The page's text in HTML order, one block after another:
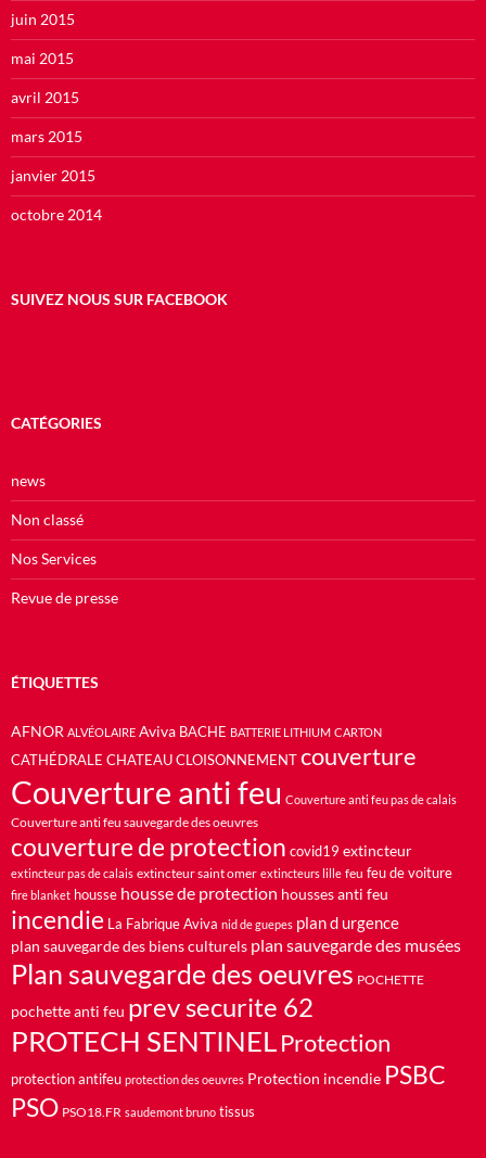
juin 2015
mai 2015
avril 2015
mars 2015
janvier 2015
octobre 2014
SUIVEZ NOUS SUR FACEBOOK
CATÉGORIES
news
Non classé
Nos Services
Revue de presse
ÉTIQUETTES
AFNOR ALVÉOLAIRE Aviva BACHE BATTERIE LITHIUM CARTON
CATHÉDRALE CHATEAU CLOISONNEMENT couverture
Couverture anti feu Couverture anti feu pas de calais
Couverture anti feu sauvegarde des oeuvres
couverture de protection covid19 extincteur
extincteur pas de calais extincteur saint omer extincteurs lille feu feu de voiture
fire blanket housse housse de protection housses anti feu
incendie La Fabrique Aviva nid de guepes plan d urgence
plan sauvegarde des biens culturels plan sauvegarde des musées
Plan sauvegarde des oeuvres POCHETTE
pochette anti feu prev securite 62
PROTECH SENTINELProtection
protection antifeu protection des oeuvres Protection incendie PSBC
PSO PSO18.FR saudemont bruno tissus